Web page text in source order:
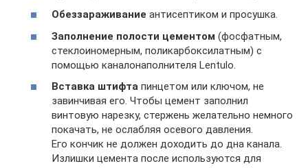
Обеззараживание антисептиком и просушка.
Заполнение полости цементом (фосфатным,
стеклоиномерным, поликарбоксилатным) с
помощью каналонаполнителя Lentulo.
Вставка штифта пинцетом или ключом, не
завинчивая его. Чтобы цемент заполнил
винтовую нарезку, стержень желательно немного
покачать, не ослабляя осевого давления.
Его кончик не должен доходить до дна канала.
Излишки цемента после используются для